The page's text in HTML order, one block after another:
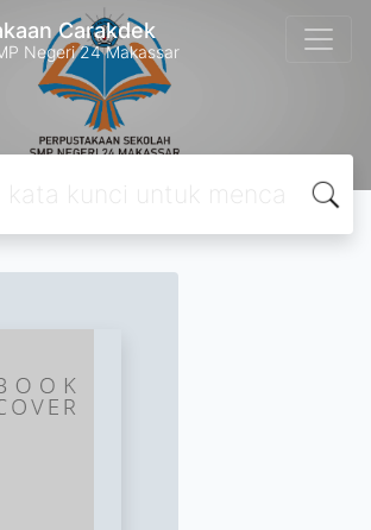
Carakdek
Negeri 24 Makassar